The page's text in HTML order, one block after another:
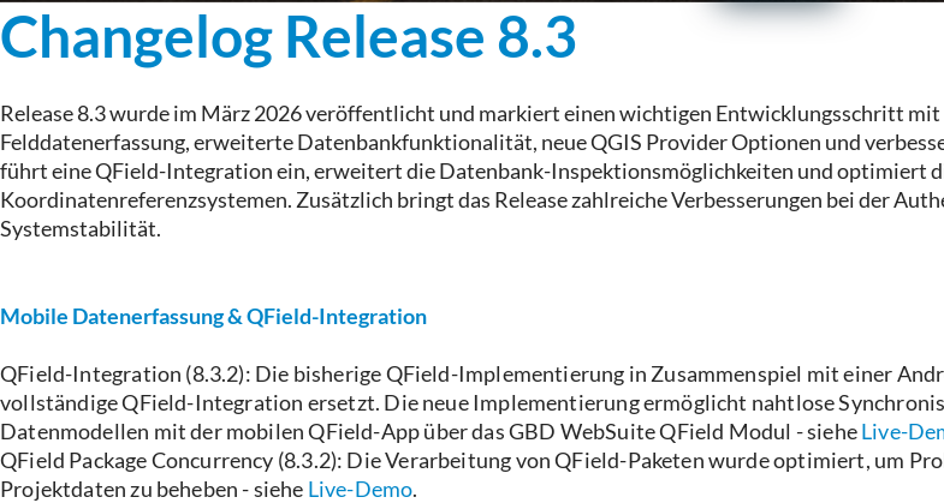
Changelog Release 8.3
Release 8.3 wurde im März 2026 veröffentlicht und markiert einen wichtigen Entwicklungsschritt mit
Felddatenerfassung, erweiterte Datenbankfunktionalität, neue QGIS Provider Optionen und
führt eine QField-Integration ein, erweitert die Datenbank-Inspektionsmöglichkeiten und optimiert
Koordinatenreferenzsystemen. Zusätzlich bringt das Release zahlreiche Verbesserungen bei der
Systemstabilität.
Mobile Datenerfassung & QField-Integration
QField-Integration (8.3.2): Die bisherige QField-Implementierung in Zusammenspiel mit einer
vollständige QField-Integration ersetzt. Die neue Implementierung ermöglicht nahtlose
Datenmodellen mit der mobilen QField-App über das GBD WebSuite QField Modul - sieheLive-
QField Package Concurrency (8.3.2): Die Verarbeitung von QField-Paketen wurde optimiert, um
Projektdaten zu beheben - siehe Live-Demo.